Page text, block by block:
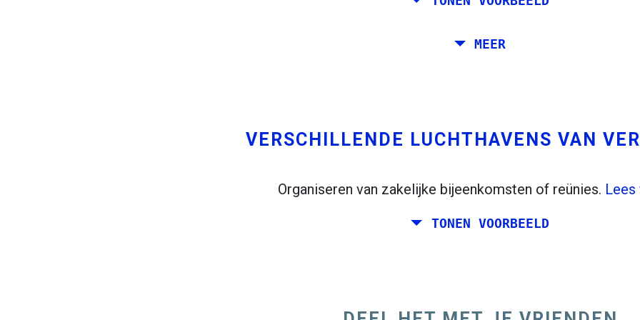
Plan een reis via Rome, Barcelona, ​​Stockholm, Praag en Athene.
MEER
VERSCHILLENDE LUCHTHAVENS VAN
Organiseren van zakelijke bijeenkomsten of reünies. Lees
TONEN VOORBEELD